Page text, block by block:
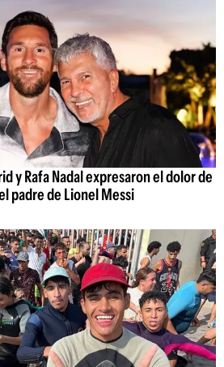
y Rafa Nadal expresaron el dolor de
padre de Lionel Messi